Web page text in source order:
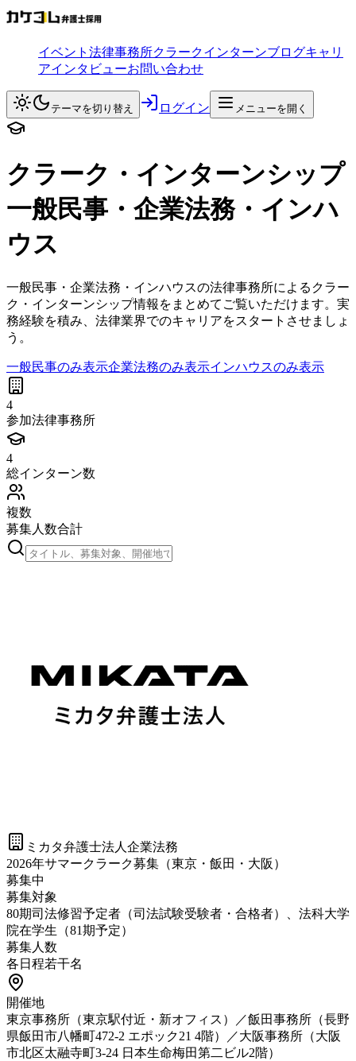
イベント 法律事務所クラークインターンブログキャリ
アインタビューお問い合わせ
テーマを切り替え ログイン メニューを開く
クラーク・インターンシップ
一般民事・企業法務・インハ
ウス
一般民事・企業法務・インハウスの法律事務所によるクラー
ク・インターンシップ情報をまとめてご覧いただけます。実
務経験を積み、法律業界でのキャリアをスタートさせましょ
う。
一般民事のみ表示企業法務のみ表示インハウスのみ表示
4
参加法律事務所
4
総インターン数
複数
募集人数合計
ミカタ弁護士法人 企業法務
2026年サマークラーク募集（東京・飯田・大阪）
募集中
募集対象
80期司法修習予定者（司法試験受験者・合格者）、法科大学
院在学生（81期予定）
募集人数
各日程若干名
開催地
東京事務所（東京駅付近・新オフィス）／飯田事務所（長野
県飯田市八幡町472-2 エポック21 4階）／大阪事務所（大阪
市北区太融寺町3-24 日本生命梅田第二ビル2階）